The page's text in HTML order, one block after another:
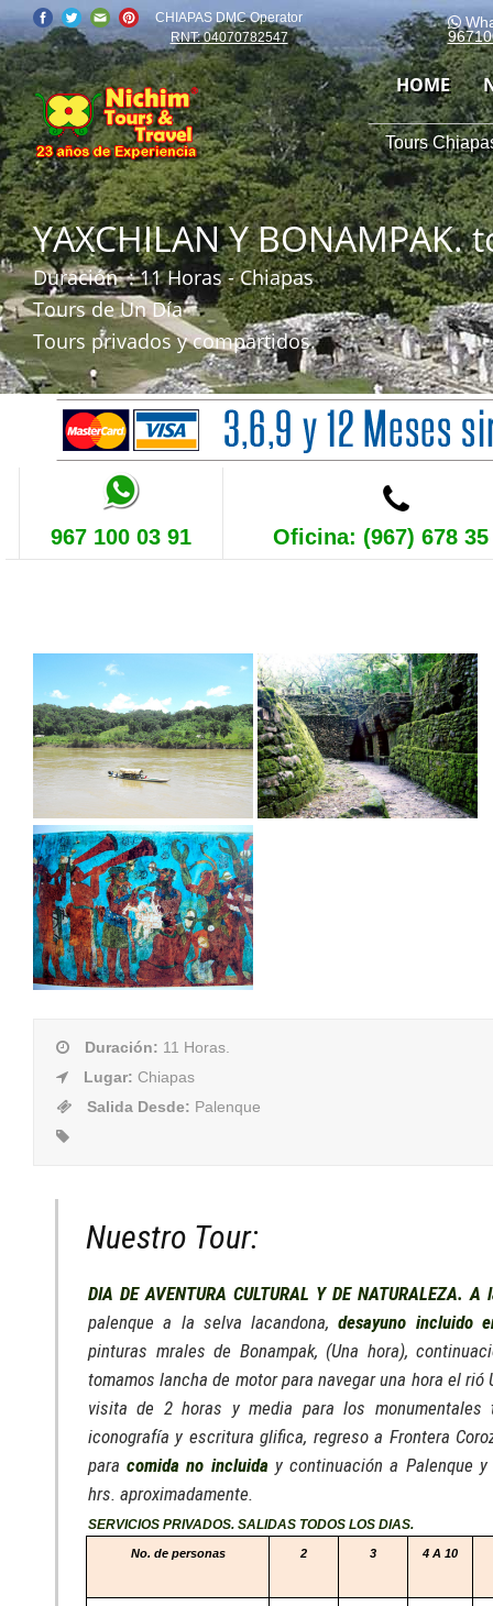
CHIAPAS DMC Operator
RNT: 04070782547
HOME
Tours
YAXCHILAN Y
Duración : 11 Horas - Chiapas
Tours de Un Día
Tours privados y compartidos.
967 100 03 91 Oficina: (967) 678 35
Duración: 11 Horas.
Lugar: Chiapas
Salida Desde: Palenque
Nuestro Tour:
DIA DE AVENTURA CULTURAL Y DE NATURALEZA.
palenque a la selva lacandona,desayuno incluido
pinturas mrales de Bonampak, (Una hora),
tomamos lancha de motor para navegar una hora el rió
visita de 2 horas y media para los monumentales
iconografía y escritura glifica, regreso a Frontera
paracomida no incluiday continuación a Palenque y
hrs. aproximadamente.
SERVICIOS PRIVADOS. SALIDAS TODOS LOS DIAS.
No. de personas 2 3 4 A 10